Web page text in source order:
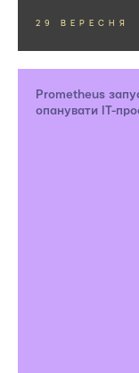
29 ВЕРЕСНЯ
Prometheus
опанувати IT-